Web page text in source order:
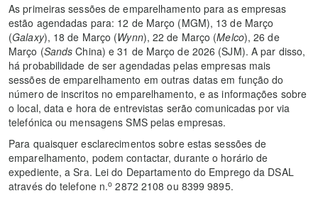
As primeiras sessões de emparelhamento para as empresas
estão agendadas para: 12 de Março (MGM), 13 de Março
(Galaxy), 18 de Março (Wynn), 22 de Março (Melco), 26 de
Março (Sands China) e 31 de Março de 2026 (SJM). A par disso,
há probabilidade de ser agendadas pelas empresas mais
sessões de emparelhamento em outras datas em função do
número de inscritos no emparelhamento, e as informações sobre
o local, data e hora de entrevistas serão comunicadas por via
telefónica ou mensagens SMS pelas empresas.
Para quaisquer esclarecimentos sobre estas sessões de
emparelhamento, podem contactar, durante o horário de
expediente, a Sra. Lei do Departamento do Emprego da DSAL
através do telefone n.o 2872 2108 ou 8399 9895.